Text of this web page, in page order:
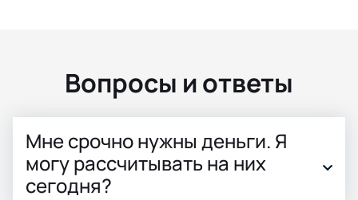
Вопросы и ответы
Мне срочно нужны деньги. Я
могу рассчитывать на них
сегодня?